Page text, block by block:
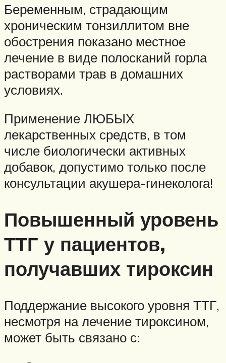
Беременным, страдающим
хроническим тонзиллитом вне
обострения показано местное
лечение в виде полосканий горла
растворами трав в домашних
условиях.
Применение ЛЮБЫХ
лекарственных средств, в том
числе биологически активных
добавок, допустимо только после
консультации акушера-гинеколога!
Повышенный уровень
ТТГ у пациентов,
получавших тироксин
Поддержание высокого уровня ТТГ,
несмотря на лечение тироксином,
может быть связано с: